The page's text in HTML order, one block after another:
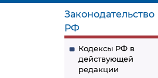
Законодательство
РФ
Кодексы РФ в
действующей
редакции